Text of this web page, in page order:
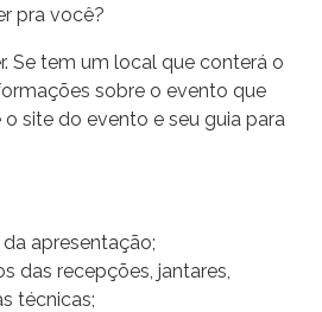
pra você?
Se tem um local que conterá o
sobre o evento que
site do evento e seu guia para
apresentação;
das recepções, jantares,
técnicas;